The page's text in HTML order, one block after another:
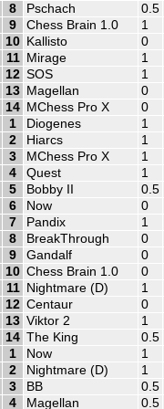
8
Pschach
0.5
9
Chess Brain 1.0
1
10 Kallisto
0
11
Mirage
1
12 SOS
1
13 Magellan
0
14 MChess Pro X
0
1 Diogenes
1
2
Hiarcs
1
3
MChess Pro X
1
4
Quest
1
5
Bobby II
0.5
6
Now
0
7
Pandix
1
8
BreakThrough
0
9
Gandalf
0
10 Chess Brain 1.0
0
11
Nightmare (D)
1
12 Centaur
0
13 Viktor 2
1
14 The King
0.5
1 Now
1
2
Nightmare (D)
1
3
BB
0.5
4
Magellan
0.5